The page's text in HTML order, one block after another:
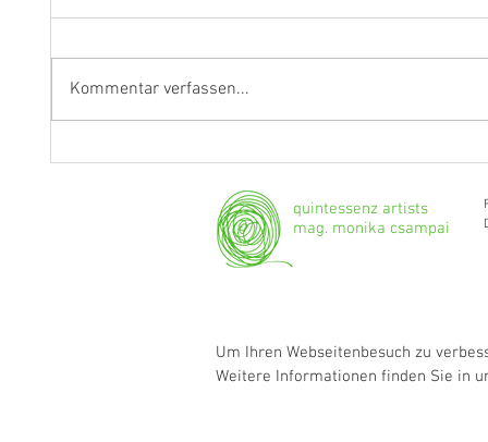
Kommentar verfassen...
quintessenz artists
mag. monika csampai
Um Ihren Webseitenbesuch zu
Weitere Informationen finden Sie in